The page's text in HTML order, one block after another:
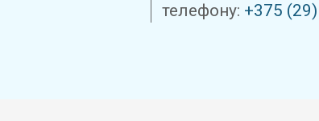
телефону: +375